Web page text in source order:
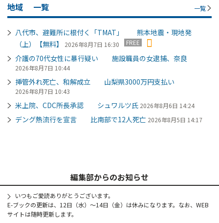
地域 一覧 一覧
八代市、避難所に根付く「TMAT」 熊本地震・現地発
（上）【無料】
2026年8月7日 16:30 FREE
介護の70代女性に暴行疑い 施設職員の女逮捕、奈良
2026年8月7日 10:44
挿管外れ死亡、和解成立 山梨県3000万円支払い
2026年8月7日 10:43
米上院、CDC所長承認 シュワルツ氏 2026年8月6日 14:24
デング熱流行を宣言 比南部で12人死亡 2026年8月5日 14:17
編集部からのお知らせ
いつもご愛読ありがとうございます。
E-ブックの更新は、12日（水）～14日（金）は休みになります。なお、WEB
サイトは随時更新します。